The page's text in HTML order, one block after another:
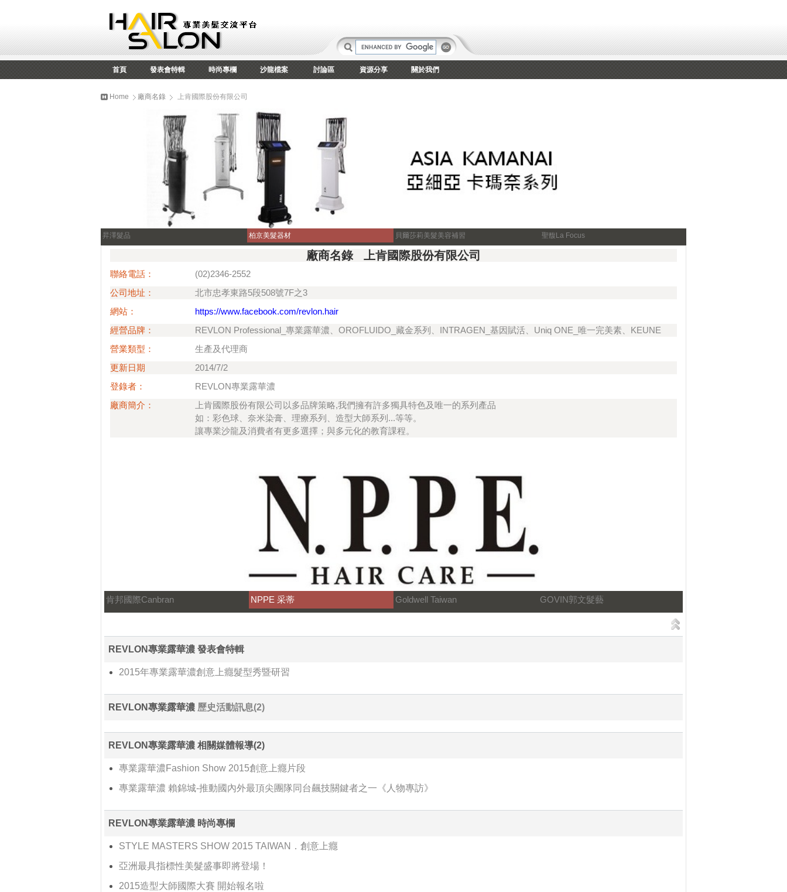
首頁 發表會特輯 時尚專欄 沙龍檔案 討論區 資源分享 關於我們
Home 廠商名錄 上肯國際股份有限公司
昇澤髮品 柏京美髮器材 貝爾莎莉美髮美容補習 聖馥La Focus
廠商名錄 上肯國際股份有限公司
聯絡電話：
(02)2346-2552
公司地址：
北市忠孝東路5段508號7F之3
網站：
https://www.facebook.com/revlon.hair
經營品牌：
REVLON Professional_專業露華濃、OROFLUIDO_藏金系列、INTRAGEN_基因賦活、Uniq ONE_唯一完美素、KEUNE
營業類型：
生產及代理商
更新日期
2014/7/2
登錄者：
REVLON專業露華濃
廠商簡介：
上肯國際股份有限公司以多品牌策略,我們擁有許多獨具特色及唯一的系列產品
如：彩色球、奈米染膏、理療系列、造型大師系列...等等。
讓專業沙龍及消費者有更多選擇；與多元化的教育課程。
肯邦國際Canbran NPPE 采蒂 Goldwell Taiwan GOVIN郭文髮藝
REVLON專業露華濃 發表會特輯
2015年專業露華濃創意上癮髮型秀暨研習
REVLON專業露華濃 歷史活動訊息(2)
REVLON專業露華濃 相關媒體報導(2)
專業露華濃Fashion Show 2015創意上癮片段
專業露華濃 賴錦城-推動國內外最頂尖團隊同台飆技關鍵者之一《人物專訪》
REVLON專業露華濃 時尚專欄
STYLE MASTERS SHOW 2015 TAIWAN．創意上癮
亞洲最具指標性美髮盛事即將登場！
2015造型大師國際大賽 開始報名啦